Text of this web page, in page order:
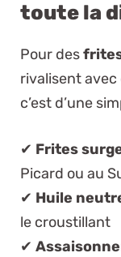
toute la
Pour des
rivalisent avec
c’est d’une
✔ Frites
Picard ou au
✔ Huile
le croustillant
✔